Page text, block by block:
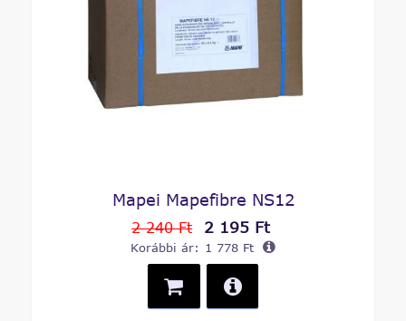
Mapei Mapefibre NS12
2 240 Ft 2 195 Ft
Korábbi ár: 1 778 Ft